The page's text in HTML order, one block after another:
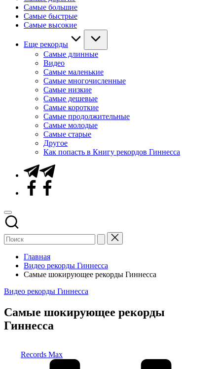
Самые большие
Самые быстрые
Самые высокие
Еще рекорды
Самые длинные
Видео
Самые маленькие
Самые многочисленные
Самые низкие
Самые дешевые
Самые короткие
Самые продолжительные
Самые молодые
Самые старые
Другое
Как попасть в Книгу рекордов Гиннесса
Telegram
Facebook
Главная
Видео рекорды Гиннесса
Самые шокирующее рекорды Гиннесса
Опубликовано
Видео рекорды Гиннесса
Самые шокирующее рекорды
Гиннесса
Records Max